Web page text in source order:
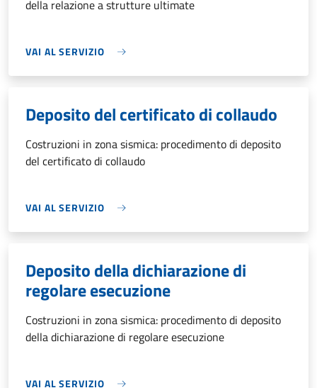
della relazione a strutture ultimate
VAI AL SERVIZIO
Deposito del certificato di collaudo
Costruzioni in zona sismica: procedimento di deposito
del certificato di collaudo
VAI AL SERVIZIO
Deposito della dichiarazione di
regolare esecuzione
Costruzioni in zona sismica: procedimento di deposito
della dichiarazione di regolare esecuzione
VAI AL SERVIZIO